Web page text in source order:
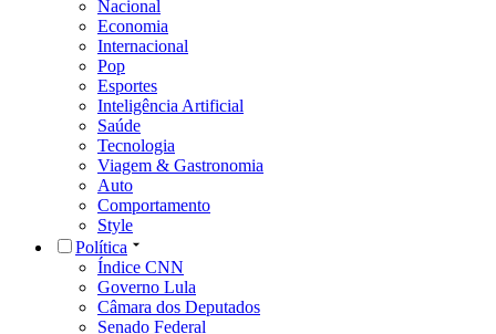
Nacional
Economia
Internacional
Pop
Esportes
Inteligência Artificial
Saúde
Tecnologia
Viagem & Gastronomia
Auto
Comportamento
Style
Política
Índice CNN
Governo Lula
Câmara dos Deputados
Senado Federal